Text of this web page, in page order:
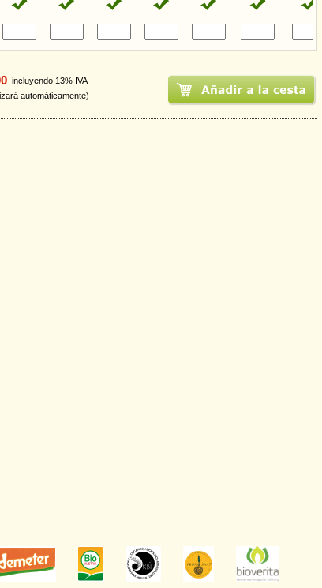
incluyendo 13% IVA
automáticamente)